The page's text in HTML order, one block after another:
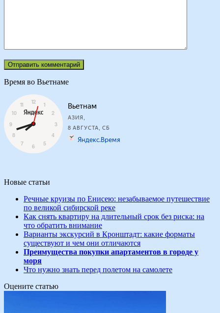
Время во Вьетнаме
Новые статьи
Речные круизы по Енисею: незабываемое путешествие
по великой сибирской реке
Как снять квартиру на длительный срок без риска: на
что обратить внимание
Варианты экскурсий в Кронштадт: какие форматы
существуют и чем они отличаются
Преимущества покупки апартаментов в городе у
моря
Что нужно знать перед полетом на самолете
Оцените статью